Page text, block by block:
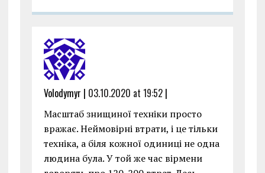
Volodymyr | 03.10.2020 at 19:52|
Масштаб знищиної техніки просто
вражає. Неймовірні втрати, і це тільки
техніка, а біля кожної одиниці не одна
людина була. У той же час вірмени